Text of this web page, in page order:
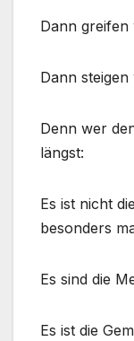
Dann
Dann
Denn wer
längst:
Es ist nicht
besonders
Es sind die
Es ist die